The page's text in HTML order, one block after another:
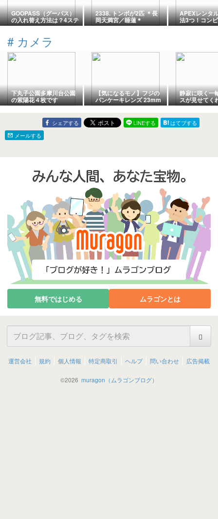
GOOPASS（グーパス）
の入れ替え方法は？4ステ
ップと送料
2338. トンボが2匹 ＊長
岡天満宮／睡蓮＊
APEXレンタ
法3つ！コン
料と手順
# カメラ
下丸子公園多摩川台公園
の紫陽花４枚です
【気になるモノ】フジの
パンケーキレンズ 23mm
だったり、27mmだった
り... #02
静寂に咲く一
スが見せてく
シェアする LINEする
はてブする
メールする
無料ではじめる ムラゴンとは
運営会社 規約 個人情報 特定商取引 ヘルプ 問い合わせ 広告掲載
©2026 muragon（ムラゴンブログ）